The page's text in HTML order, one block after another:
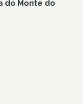
do Monte do